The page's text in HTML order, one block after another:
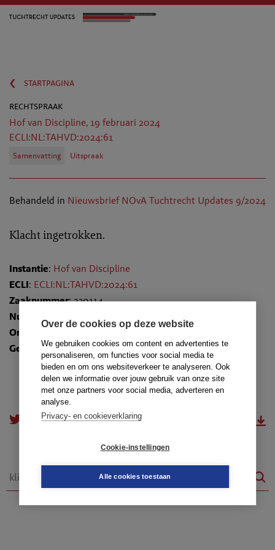
Over de cookies op deze website
We gebruiken cookies om content en advertenties te
personaliseren, om functies voor social media te
bieden en om ons websiteverkeer te analyseren. Ook
delen we informatie over jouw gebruik van onze site
met onze partners voor social media, adverteren en
analyse.
Privacy- en cookieverklaring
Cookie-instellingen
Alle cookies toestaan
‹
startpagina
rechtspraak
Hof van Discipline, 19 februari 2024
ECLI:NL:TAHVD:2024:61
Samenvatting Uitspraak
Behandeld in Nieuwsbrief NOvA Tuchtrecht Updates 9/2024
Klacht ingetrokken.
Instantie: Hof van Discipline
ECLI: ECLI:NL:TAHVD:2024:61
Zaaknummer: 230114
Nummer
Onderwerpen
10.4.8. Intrekken klacht, schikking
Gedragsregels: art. 47a
doorsturen